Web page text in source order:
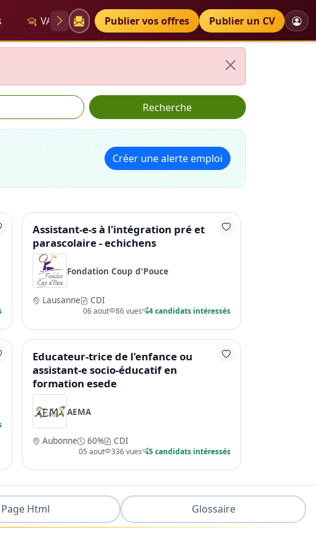
VAE Diplômes Petites annonces
Publier vos offres Publier un CV
Recherche
Créer une alerte emploi
Assistant-e-s à l'intégration pré et
parascolaire - echichens
Fondation Coup d'Pouce
Lausanne CDI
06 aout 86 vues 4 candidats intéressés
Educateur-trice de l'enfance ou
assistant-e socio-éducatif en
formation esede
AEMA
Aubonne 60% CDI
05 aout 336 vues 5 candidats intéressés
Page Html Glossaire